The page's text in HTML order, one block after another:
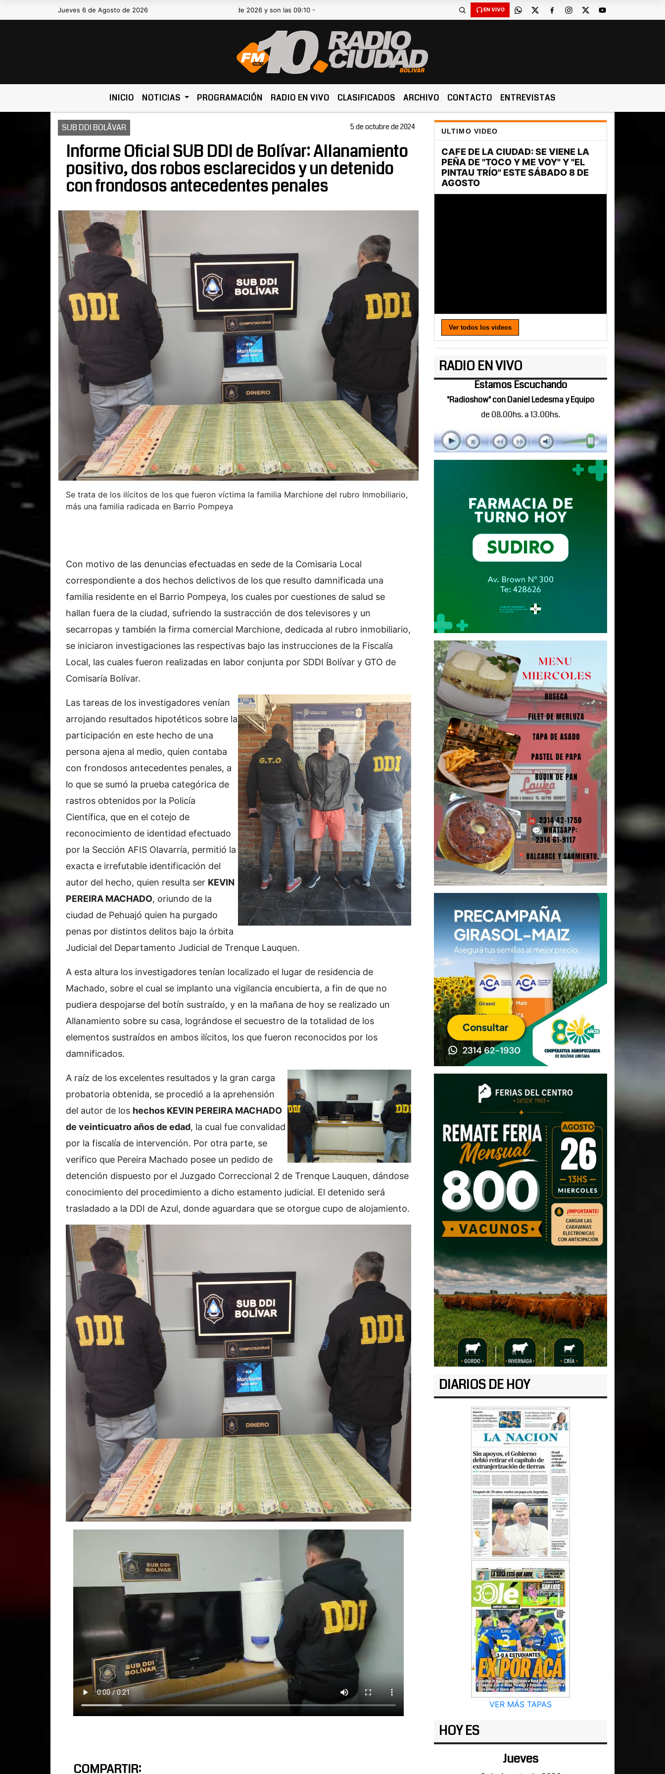
Jueves 6 de Agosto de 2026Hoy es Jueves 6 de Agosto de 2026 y son las 09:10 - EN VIVO
INICIO NOTICIAS PROGRAMACIÓN RADIO EN VIVO CLASIFICADOS ARCHIVO CONTACTO ENTREVISTAS
SUB DDI BOLÃVAR 5 de octubre de 2024
Informe Oficial SUB DDI de Bolívar: Allanamiento
positivo, dos robos esclarecidos y un detenido
con frondosos antecedentes penales
Se trata de los ilícitos de los que fueron víctima la familia Marchione del rubro Inmobiliario,
más una familia radicada en Barrio Pompeya
Con motivo de las denuncias efectuadas en sede de la Comisaria Local
correspondiente a dos hechos delictivos de los que resulto damnificada una
familia residente en el Barrio Pompeya, los cuales por cuestiones de salud se
hallan fuera de la ciudad, sufriendo la sustracción de dos televisores y un
secarropas y también la firma comercial Marchione, dedicada al rubro inmobiliario,
se iniciaron investigaciones las respectivas bajo las instrucciones de la Fiscalía
Local, las cuales fueron realizadas en labor conjunta por SDDI Bolívar y GTO de
Comisaría Bolívar.
Las tareas de los investigadores venían
arrojando resultados hipotéticos sobre la
participación en este hecho de una
persona ajena al medio, quien contaba
con frondosos antecedentes penales, a
lo que se sumó la prueba categórica de
rastros obtenidos por la Policía
Científica, que en el cotejo de
reconocimiento de identidad efectuado
por la Sección AFIS Olavarría, permitió la
exacta e irrefutable identificación del
autor del hecho, quien resulta ser KEVIN
PEREIRA MACHADO, oriundo de la
ciudad de Pehuajó quien ha purgado
penas por distintos delitos bajo la órbita
Judicial del Departamento Judicial de Trenque Lauquen.
A esta altura los investigadores tenían localizado el lugar de residencia de
Machado, sobre el cual se implanto una vigilancia encubierta, a fin de que no
pudiera despojarse del botín sustraído, y en la mañana de hoy se realizado un
Allanamiento sobre su casa, lográndose el secuestro de la totalidad de los
elementos sustraídos en ambos ilícitos, los que fueron reconocidos por los
damnificados.
A raíz de los excelentes resultados y la gran carga
probatoria obtenida, se procedió a la aprehensión
del autor de los hechos KEVIN PEREIRA MACHADO
de veinticuatro años de edad, la cual fue convalidad
por la fiscalía de intervención. Por otra parte, se
verifico que Pereira Machado posee un pedido de
detención dispuesto por el Juzgado Correccional 2 de Trenque Lauquen, dándose
conocimiento del procedimiento a dicho estamento judicial. El detenido será
trasladado a la DDI de Azul, donde aguardara que se otorgue cupo de alojamiento.
COMPARTIR:
ULTIMO VIDEO
Ver todos los videos
RADIO EN VIVO
Estamos Escuchando
"Radioshow" con Daniel Ledesma y Equipo
de 08.00hs. a 13.00hs.
DIARIOS DE HOY
VER MÁS TAPAS
HOY ES
Jueves